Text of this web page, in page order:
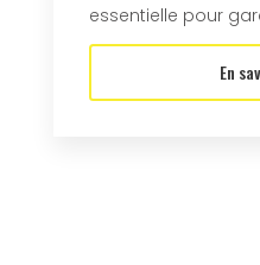
essentielle pour
En